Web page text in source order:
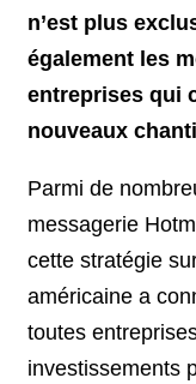
n’est plus
également les
entreprises qui
nouveaux
Parmi de
messagerie
cette stratégie
américaine a
toutes
investissements